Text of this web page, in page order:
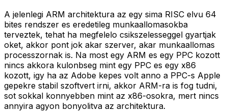
A jelenlegi ARM architektura az egy sima RISC elvu 64
bites rendszer es eredetileg munkaallomasokba
terveztek, tehat ha megfelelo csikszelesseggel gyartjak
oket, akkor pont jok akar szerver, akar munkaallomas
processzornak is. Na most egy ARM es egy PPC kozott
nincs akkora kulonbseg mint egy PPC es egy x86
kozott, igy ha az Adobe kepes volt anno a PPC-s Apple
gepekre stabil szoftvert irni, akkor ARM-ra is fog tudni,
sot sokkal konnyebben mint az x86-osokra, mert nincs
annyira agyon bonyolitva az architektura.